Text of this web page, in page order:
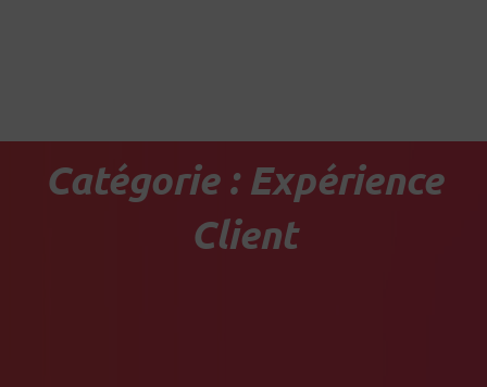
Catégorie : Expérience
Client